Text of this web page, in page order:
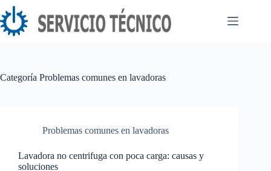
Saltar
al
contenido
Categoría Problemas comunes en lavadoras
Problemas comunes en lavadoras
Lavadora no centrifuga con poca carga: causas y
soluciones